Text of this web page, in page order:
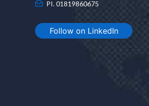
PI. 01819860675
Follow on LinkedIn